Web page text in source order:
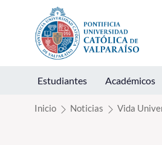
Click acá para ir directamente al
Estudiantes Académicos
Inicio Noticias Vida